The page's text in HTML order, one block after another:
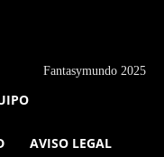
Fantasymundo 2025
AVISO LEGAL